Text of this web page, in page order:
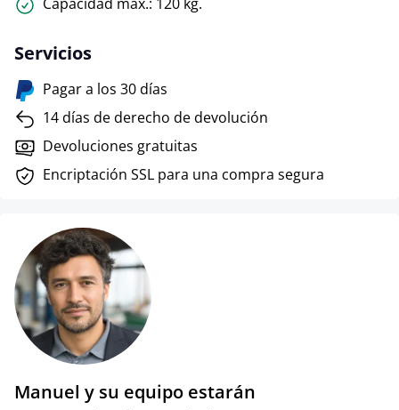
Servicios
Pagar a los 30 días
14 días de derecho de devolución
Devoluciones gratuitas
Encriptación SSL para una compra segura
Manuel y su equipo estarán